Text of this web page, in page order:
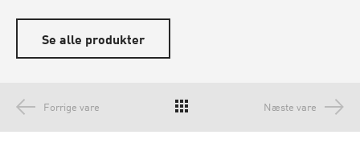
Se alle produkter
Forrige vare Næste vare